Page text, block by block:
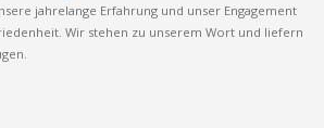
jahrelange Erfahrung und unser Engagement
Wir stehen zu unserem Wort und liefern